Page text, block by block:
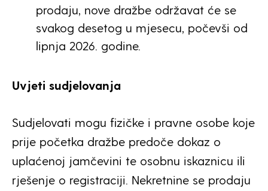
prodaju, nove dražbe održavat će se
svakog desetog u mjesecu, počevši od
lipnja 2026. godine.
Uvjeti sudjelovanja
Sudjelovati mogu fizičke i pravne osobe koje
prije početka dražbe predoče dokaz o
uplaćenoj jamčevini te osobnu iskaznicu ili
rješenje o registraciji. Nekretnine se prodaju